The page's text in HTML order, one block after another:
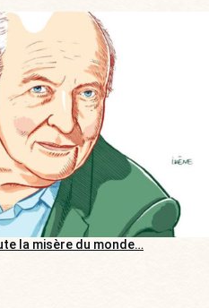
la misère du monde…